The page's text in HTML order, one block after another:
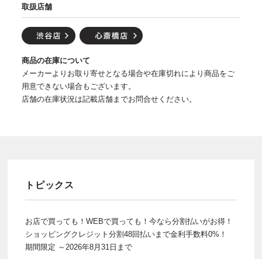
取扱店舗
商品の在庫について
メーカーよりお取り寄せとなる場合や在庫切れにより商品をご
用意できない場合もございます。
店舗の在庫状況は記載店舗までお問合せください。
トピックス
お店で買っても！WEBで買っても！今なら分割払いがお得！
ショッピングクレジット分割48回払いまで金利手数料0%！
期間限定 ～2026年8月31日まで